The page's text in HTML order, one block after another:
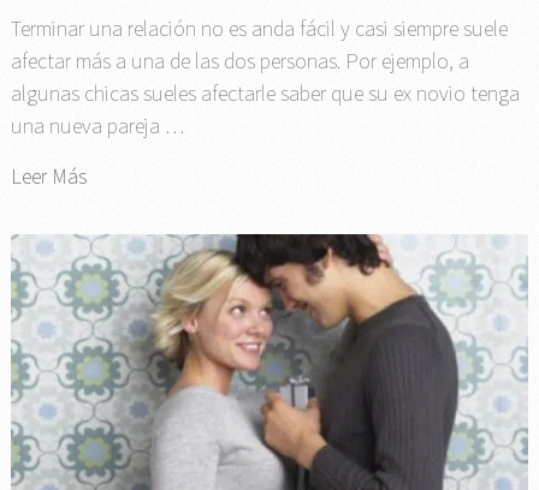
Terminar una relación no es anda fácil y casi siempre suele
afectar más a una de las dos personas. Por ejemplo, a
algunas chicas sueles afectarle saber que su ex novio tenga
una nueva pareja …
Leer Más